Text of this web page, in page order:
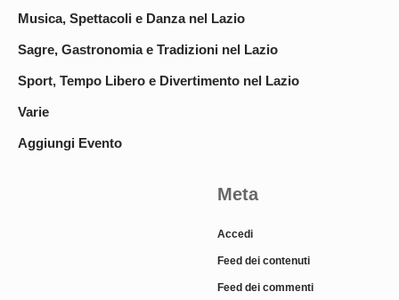
Musica, Spettacoli e Danza nel Lazio
Sagre, Gastronomia e Tradizioni nel Lazio
Sport, Tempo Libero e Divertimento nel Lazio
Varie
Aggiungi Evento
Meta
Accedi
Feed dei contenuti
Feed dei commenti